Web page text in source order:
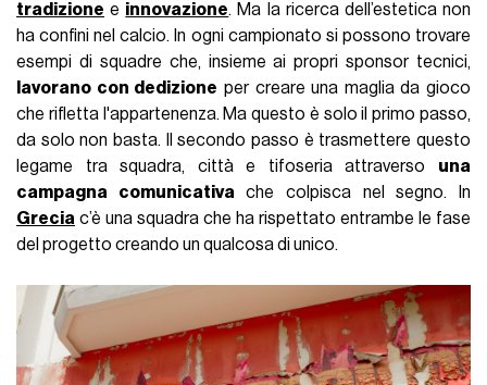
tradizione e innovazione. Ma la ricerca dell’estetica non
ha confini nel calcio. In ogni campionato si possono trovare
esempi di squadre che, insieme ai propri sponsor tecnici,
lavorano con dedizione per creare una maglia da gioco
che rifletta l'appartenenza. Ma questo è solo il primo passo,
da solo non basta. Il secondo passo è trasmettere questo
legame tra squadra, città e tifoseria attraverso una
campagna comunicativa che colpisca nel segno. In
Grecia c’è una squadra che ha rispettato entrambe le fase
del progetto creando un qualcosa di unico.